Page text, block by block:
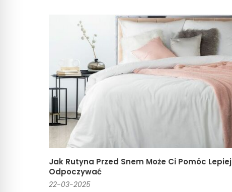
Jak Rutyna Przed Snem Może Ci Pomóc Lepiej
Odpoczywać
22-03-2025